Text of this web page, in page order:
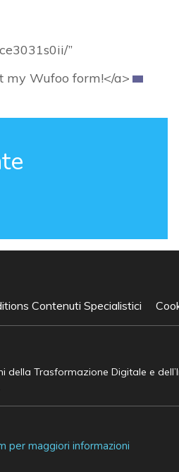
”
my Wufoo form!</a>
Contenuti Specialistici
Trasformazione Digitale e
per maggiori informazioni